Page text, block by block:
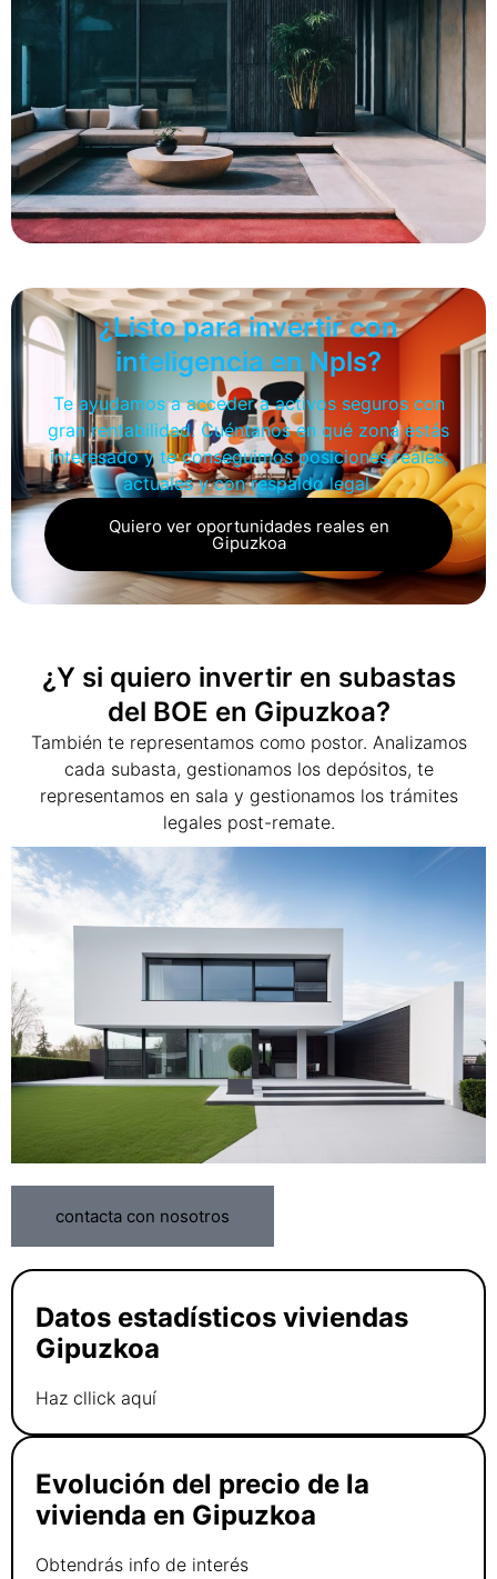
¿Listo para invertir con
inteligencia en Npls?
Te ayudamos a acceder a activos seguros con
gran rentabilidad. Cuéntanos en qué zona estás
interesado y te conseguimos posiciones reales,
actuales y con respaldo legal.
Quiero ver oportunidades reales en
Gipuzkoa
¿Y si quiero invertir en subastas
del BOE en Gipuzkoa?
También te representamos como postor. Analizamos
cada subasta, gestionamos los depósitos, te
representamos en sala y gestionamos los trámites
legales post-remate.
contacta con nosotros
Datos estadísticos viviendas
Gipuzkoa
Haz cllick aquí
Evolución del precio de la
vivienda en Gipuzkoa
Obtendrás info de interés